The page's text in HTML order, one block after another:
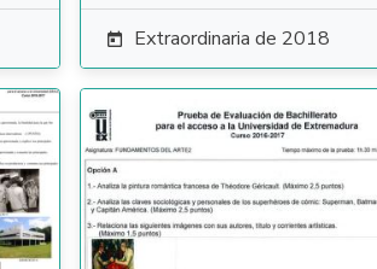
 Extraordinaria de 2018